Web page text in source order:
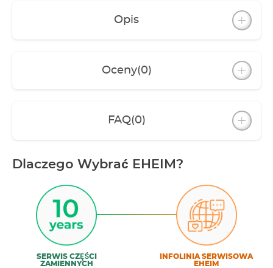
Opis
Oceny(0)
FAQ(0)
Dlaczego Wybrać EHEIM?
SERWIS CZĘŚCI
ZAMIENNYCH
INFOLINIA SERWISOWA
EHEIM